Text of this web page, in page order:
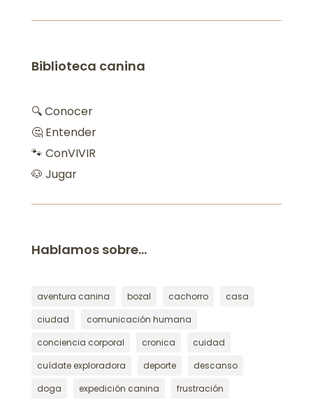
Biblioteca canina
🔍 Conocer
🤔 Entender
🐾 ConVIVIR
🐶 Jugar
Hablamos sobre…
aventura canina bozal cachorro
casa
ciudad
comunicación humana
conciencia corporal
cronica
cuidad
cuídate exploradora
deporte
descanso
doga
expedición canina
frustración